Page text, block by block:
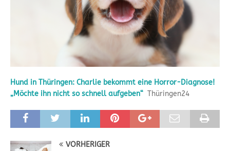
Hund in Thüringen: Charlie bekommt eine Horror-Diagnose!
„Möchte ihn nicht so schnell aufgeben“ Thüringen24
VORHERIGER